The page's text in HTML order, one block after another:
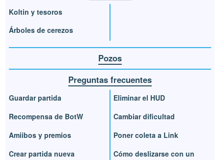
Koltin y tesoros
Árboles de cerezos
Pozos
Preguntas frecuentes
Guardar partida
Recompensa de BotW
Amiibos y premios
Crear partida nueva
Eliminar el HUD
Cambiar dificultad
Poner coleta a Link
Cómo deslizarse con un